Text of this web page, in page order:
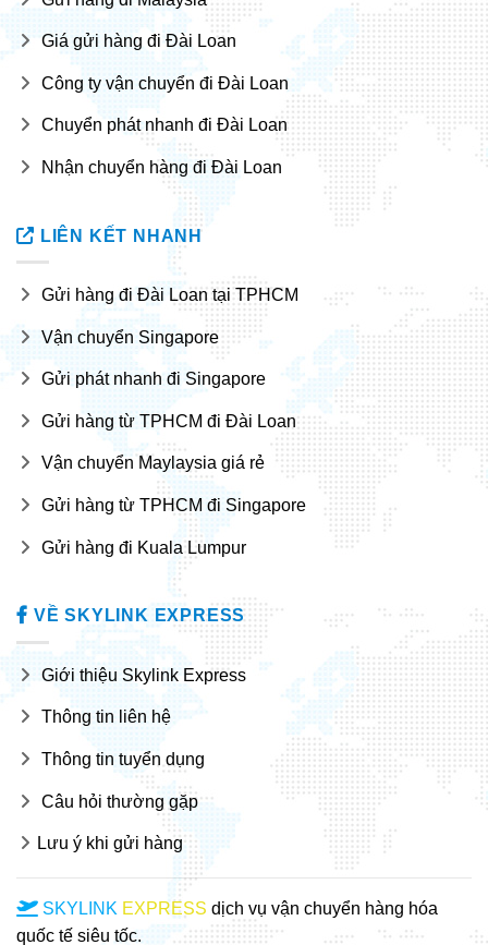
Giá gửi hàng đi Đài Loan
Công ty vận chuyển đi Đài Loan
Chuyển phát nhanh đi Đài Loan
Nhận chuyển hàng đi Đài Loan
LIÊN KẾT NHANH
Gửi hàng đi Đài Loan tại TPHCM
Vận chuyển Singapore
Gửi phát nhanh đi Singapore
Gửi hàng từ TPHCM đi Đài Loan
Vận chuyển Maylaysia giá rẻ
Gửi hàng từ TPHCM đi Singapore
Gửi hàng đi Kuala Lumpur
VỀ SKYLINK EXPRESS
Giới thiệu Skylink Express
Thông tin liên hệ
Thông tin tuyển dụng
Câu hỏi thường gặp
Lưu ý khi gửi hàng
SKYLINK EXPRESS dịch vụ vận chuyển hàng hóa
quốc tế siêu tốc.